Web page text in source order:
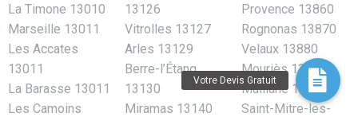
La Timone 13010
Marseille 13011
Les Accates
13011
La Barasse 13011
Les Camoins
13126
Vitrolles 13127
Arles 13129
Berre-l’Étang
13130
Miramas 13140
Provence 13860
Rognonas 13870
Velaux 13880
Mouriès 13890
Maillane 13910
Saint-Mitre-les-